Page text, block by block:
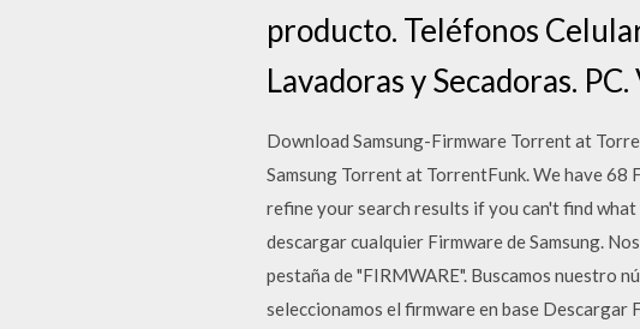
producto. Teléfonos
Lavadoras y Secadoras.
Download Samsung-Firmware Torrent at
Samsung Torrent at TorrentFunk. We have
refine your search results if you can't find
descargar cualquier Firmware de Samsung.
pestaña de "FIRMWARE". Buscamos nuestro
seleccionamos el firmware en base